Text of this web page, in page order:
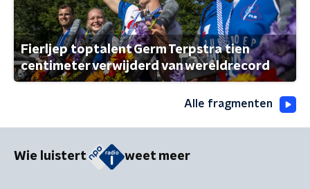
Fierljep toptalent Germ Terpstra tien
centimeter verwijderd van wereldrecord
Alle fragmenten
Wie luistert weet meer